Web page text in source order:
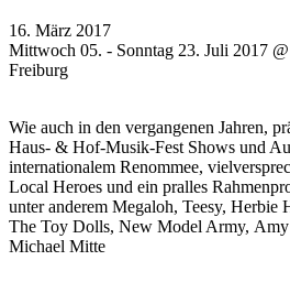
16. März 2017
Mittwoch 05. - Sonntag 23. Juli 2017
Freiburg
Wie auch in den vergangenen Jahren,
Haus- & Hof-Musik-Fest Shows und
internationalem Renommee,
Local Heroes und ein pralles
unter anderem Megaloh, Teesy, Herbie
The Toy Dolls, New Model Army, Amy
Michael Mitte